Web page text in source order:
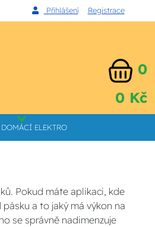
Přihlášení Registrace
0
0 Kč
ELEKTRO
Pokud máte aplikaci, kde
a to jaký má výkon na
se správně nadimenzuje